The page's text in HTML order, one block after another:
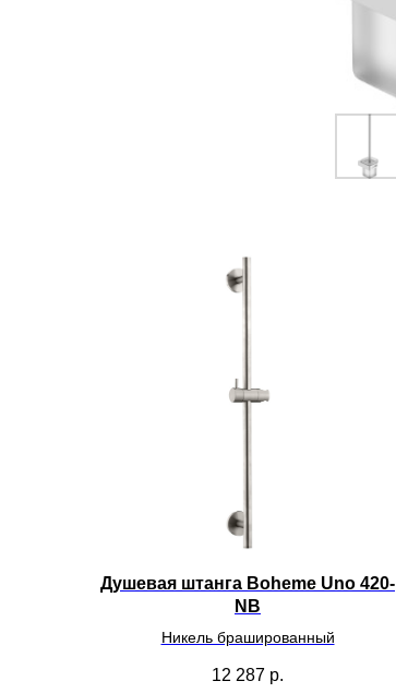
Душевая штанга Boheme Uno 420-
NB
Никель брашированный
12 287 р.